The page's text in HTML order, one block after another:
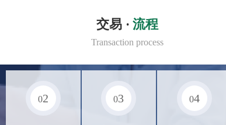
交易 · 流程
Transaction process
02 03 04